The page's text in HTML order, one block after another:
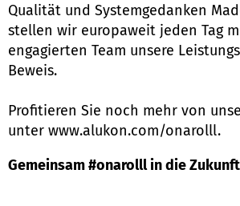
Qualität und Systemgedanken
stellen wir europaweit jeden Tag
engagierten Team unsere
Beweis.
Profitieren Sie noch mehr von
unter www.alukon.com/onarolll.
Gemeinsam #onarolll in die